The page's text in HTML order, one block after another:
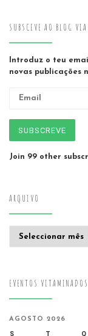
SUBSCEVE AO BLOG
Introduz o teu
novas publicações
SUBSCREVE
Join 99 other
ARQUIVO
EVENTOS VITAMINADOS
AGOSTO 2026
S T Q